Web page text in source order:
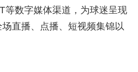
等数字媒体渠道，为球迷呈现
直播、点播、短视频集锦以